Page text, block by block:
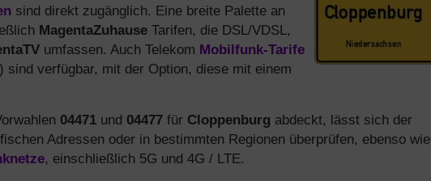
sind direkt zugänglich. Eine breite Palette an
MagentaZuhause Tarifen, die DSL/VDSL,
umfassen. Auch Telekom Mobilfunk-Tarife
sind verfügbar, mit der Option, diese mit einem
04471 und 04477 für Cloppenburg abdeckt, lässt sich der
Adressen oder in bestimmten Regionen überprüfen, ebenso wie
, einschließlich 5G und 4G / LTE.